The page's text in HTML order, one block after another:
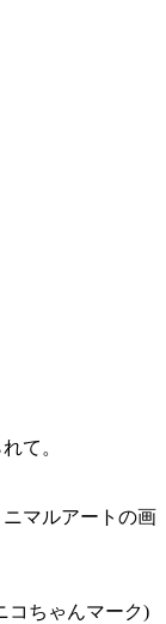
て。
マルアートの画
コちゃんマーク)